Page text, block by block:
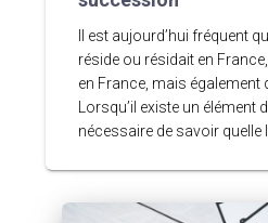
Il est aujourd’hui fréquent
réside ou résidait en
en France, mais également
Lorsqu’il existe un élément
nécessaire de savoir quelle